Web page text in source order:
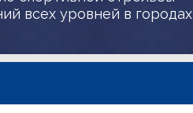
всех уровней в городах